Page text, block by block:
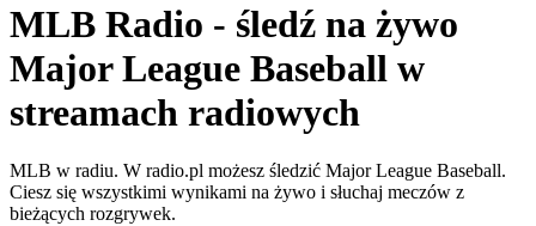
MLB Radio - śledź na żywo
Major League Baseball w
streamach radiowych
MLB w radiu. W radio.pl możesz śledzić Major League Baseball.
Ciesz się wszystkimi wynikami na żywo i słuchaj meczów z
bieżących rozgrywek.